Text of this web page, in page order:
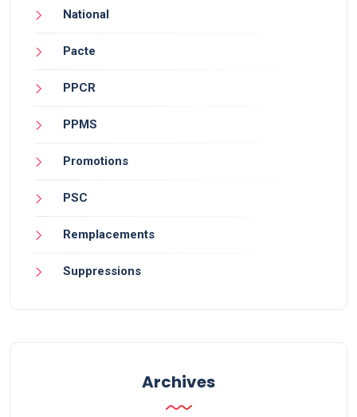
National
Pacte
PPCR
PPMS
Promotions
PSC
Remplacements
Suppressions
Archives